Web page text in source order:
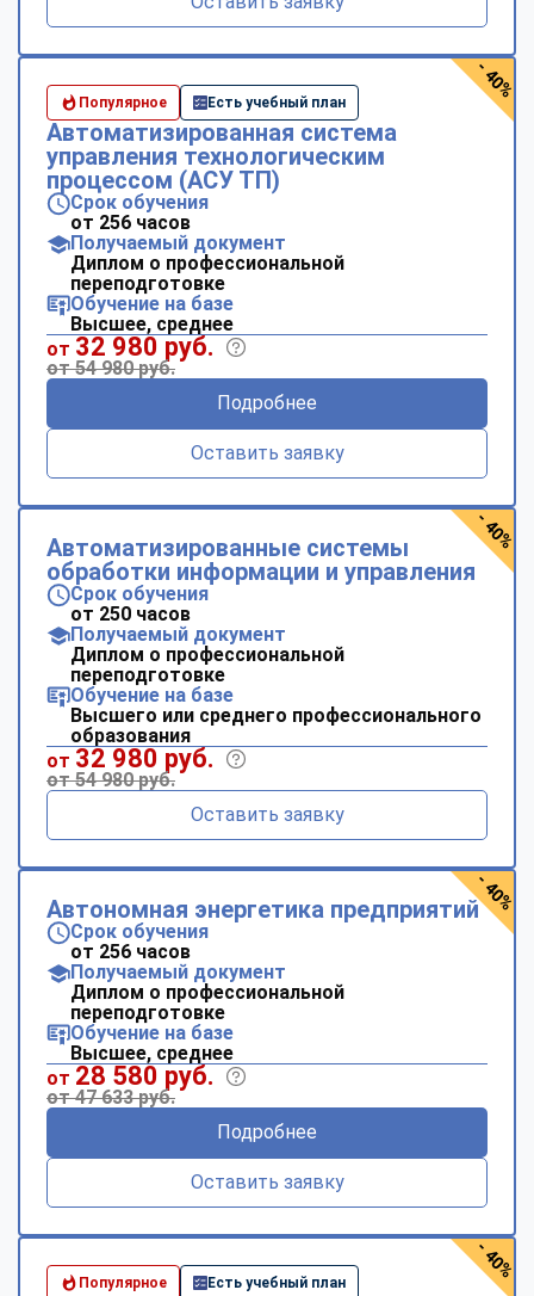
Популярное Есть учебный план
Автоматизированная система
управления технологическим
процессом (АСУ ТП)
Срок обучения
от 256 часов
Получаемый документ
Диплом о профессиональной
переподготовке
Обучение на базе
Высшее, среднее
от 32 980 руб.
от 54 980 руб.
Подробнее
Оставить заявку
- 40%
Автоматизированные системы
обработки информации и управления
Срок обучения
от 250 часов
Получаемый документ
Диплом о профессиональной
переподготовке
Обучение на базе
Высшего или среднего профессионального
образования
от 32 980 руб.
от 54 980 руб.
Оставить заявку
- 40%
Автономная энергетика предприятий
Срок обучения
от 256 часов
Получаемый документ
Диплом о профессиональной
переподготовке
Обучение на базе
Высшее, среднее
от 28 580 руб.
от 47 633 руб.
Подробнее
Оставить заявку
- 40%
Популярное Есть учебный план
- 40%